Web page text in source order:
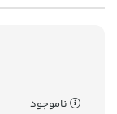
ناموجود